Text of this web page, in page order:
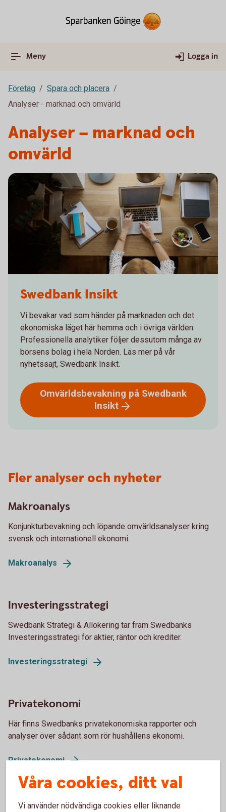
Meny Logga in
Företag
Spara och placera
Analyser - marknad och omvärld
Analyser – marknad och
omvärld
Swedbank Insikt
Vi bevakar vad som händer på marknaden och det
ekonomiska läget här hemma och i övriga världen.
Professionella analytiker följer dessutom många av
börsens bolag i hela Norden. Läs mer på vår
nyhetssajt, Swedbank Insikt.
Omvärldsbevakning på Swedbank
Insikt
Fler analyser och nyheter
Makroanalys
Konjunkturbevakning och löpande omvärldsanalyser kring
svensk och internationell ekonomi.
Makroanalys
Investeringsstrategi
Swedbank Strategi & Allokering tar fram Swedbanks
Investeringsstrategi för aktier, räntor och krediter.
Investeringsstrategi
Privatekonomi
Här finns Swedbanks privatekonomiska rapporter och
analyser över sådant som rör hushållens ekonomi.
Privatekonomi
Företagande
Våra cookies, ditt val
Vi använder nödvändiga cookies eller liknande